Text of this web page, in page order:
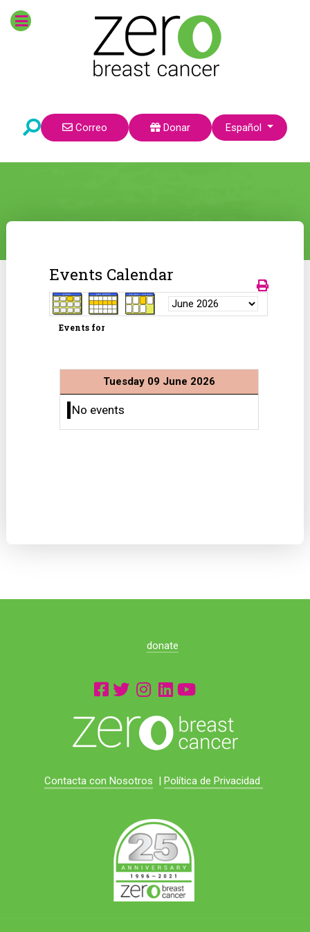
Correo Donar Seleccione su idioma
Español
Events Calendar
Events for
Tuesday 09 June 2026
No events
donate
Contacta con Nosotros | Política de Privacidad